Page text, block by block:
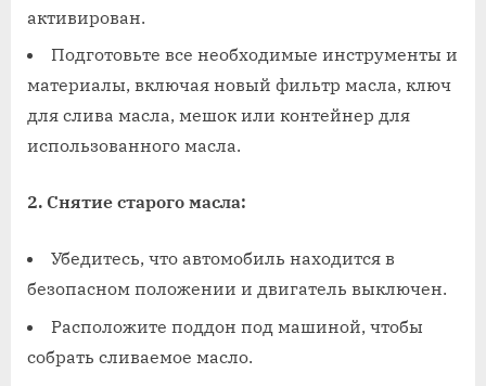
активирован.
Подготовьте все необходимые инструменты и
материалы, включая новый фильтр масла, ключ
для слива масла, мешок или контейнер для
использованного масла.
2. Снятие старого масла:
Убедитесь, что автомобиль находится в
безопасном положении и двигатель выключен.
Расположите поддон под машиной, чтобы
собрать сливаемое масло.